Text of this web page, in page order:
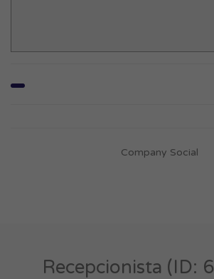
Company Social
Recepcionista (ID: